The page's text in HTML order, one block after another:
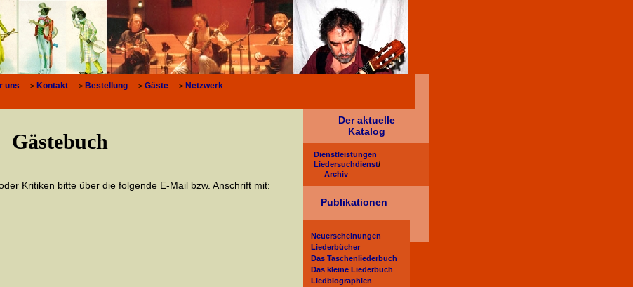
Gästebuch
Kritiken bitte über die folgende E-Mail bzw. Anschrift mit:
Der aktuelle
Katalog
Dienstleistungen
Liedersuchdienst/
Archiv
Publikationen
Neuerscheinungen
Liederbücher
Das Taschenliederbuch
Das kleine Liederbuch
Liedbiographien
uns > Kontakt > Bestellung > Gäste > Netzwerk